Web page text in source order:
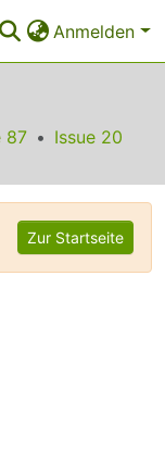
Anmelden
87
Issue 20
Zur Startseite